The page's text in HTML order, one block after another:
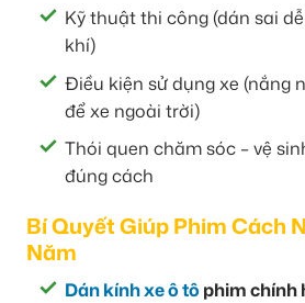
Kỹ thuật thi công (dán sai
khí)
Điều kiện sử dụng xe (nắng
để xe ngoài trời)
Thói quen chăm sóc – vệ
đúng cách
Bí Quyết Giúp Phim Cách
Năm
Dán kính xe ô tôphim chính